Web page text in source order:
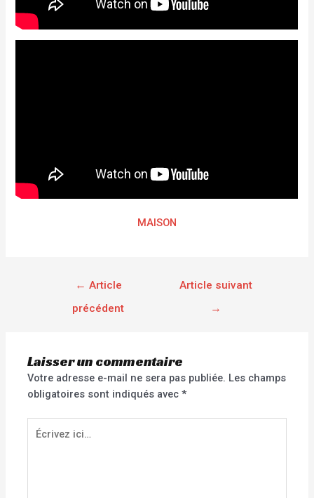
MAISON
← Article
précédent
Article suivant
→
Laisser un commentaire
Votre adresse e-mail ne sera pas publiée. Les champs
obligatoires sont indiqués avec*
Écrivez
ici…